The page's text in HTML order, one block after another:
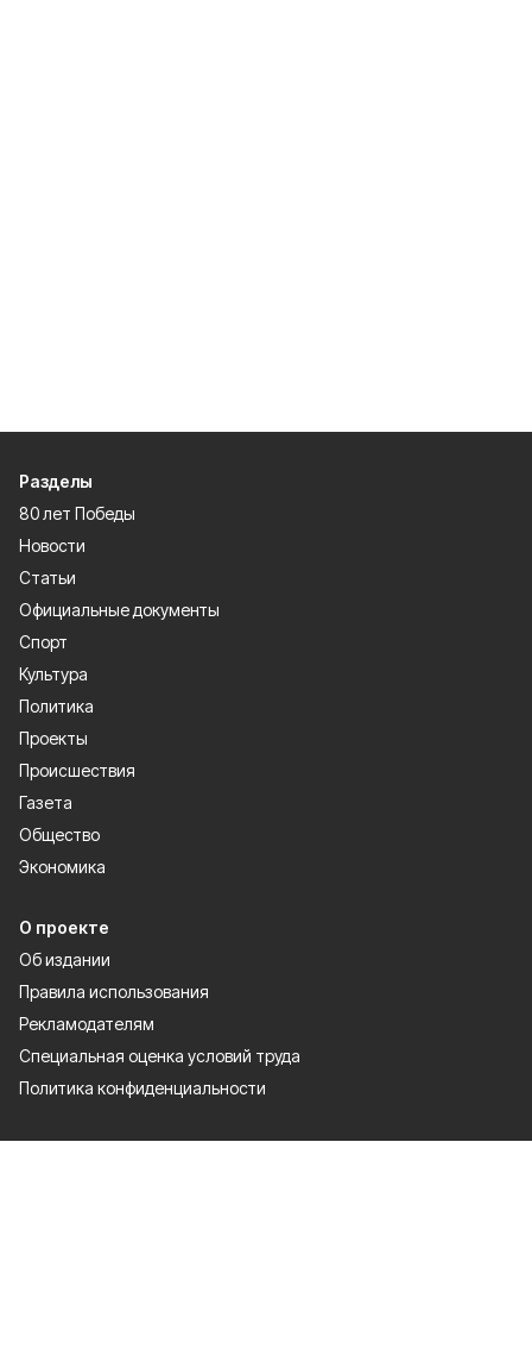
Разделы
80 лет Победы
Новости
Статьи
Официальные документы
Спорт
Культура
Политика
Проекты
Происшествия
Газета
Общество
Экономика
О проекте
Об издании
Правила использования
Рекламодателям
Специальная оценка условий труда
Политика конфиденциальности